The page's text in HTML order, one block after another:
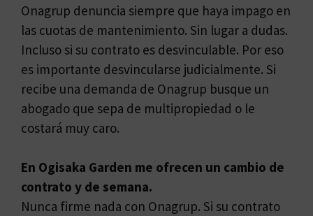
Onagrup denuncia siempre que haya impago en
las cuotas de mantenimiento. Sin lugar a dudas.
Incluso si su contrato es desvinculable. Por eso
es importante desvincularse judicialmente. Si
recibe una demanda de Onagrup busque un
abogado que sepa de multipropiedad o le
costará muy caro.
En Ogisaka Garden me ofrecen un cambio de
contrato y de semana.
Nunca firme nada con Onagrup. Si su contrato